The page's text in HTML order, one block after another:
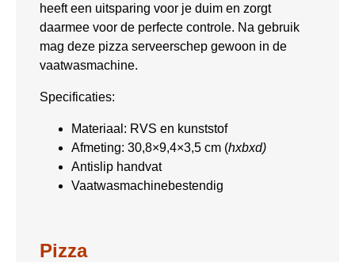
heeft een uitsparing voor je duim en zorgt
daarmee voor de perfecte controle. Na gebruik
mag deze pizza serveerschep gewoon in de
vaatwasmachine.
Specificaties:
Materiaal: RVS en kunststof
Afmeting: 30,8×9,4×3,5 cm (hxbxd)
Antislip handvat
Vaatwasmachinebestendig
Pizza